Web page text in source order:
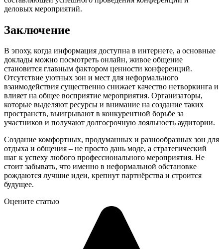
деловых мероприятий.
Заключение
В эпоху, когда информация доступна в интернете, а основные
доклады можно посмотреть онлайн, живое общение
становится главным фактором ценности конференций.
Отсутствие уютных зон и мест для неформального
взаимодействия существенно снижает качество нетворкинга и
влияет на общее восприятие мероприятия. Организаторы,
которые выделяют ресурсы и внимание на создание таких
пространств, выигрывают в конкурентной борьбе за
участников и получают долгосрочную лояльность аудитории.
Создание комфортных, продуманных и разнообразных зон для
отдыха и общения – не просто дань моде, а стратегический
шаг к успеху любого профессионального мероприятия. Не
стоит забывать, что именно в неформальной обстановке
рождаются лучшие идеи, крепнут партнёрства и строится
будущее.
Оцените статью